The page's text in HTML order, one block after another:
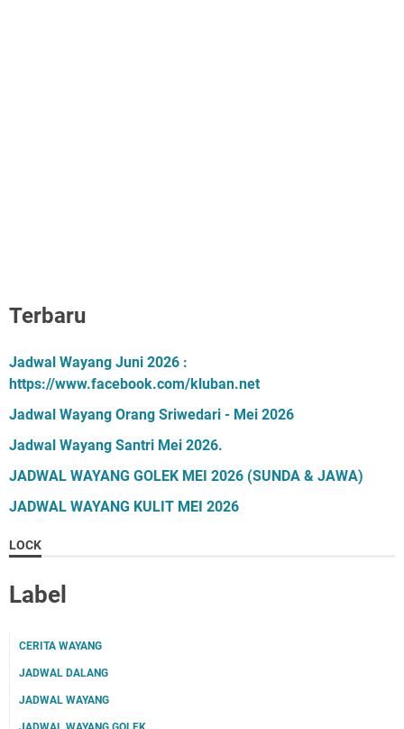
Terbaru
Jadwal Wayang Juni 2026 :
https://www.facebook.com/kluban.net
Jadwal Wayang Orang Sriwedari - Mei 2026
Jadwal Wayang Santri Mei 2026.
JADWAL WAYANG GOLEK MEI 2026 (SUNDA & JAWA)
JADWAL WAYANG KULIT MEI 2026
LOCK
Label
CERITA WAYANG
JADWAL DALANG
JADWAL WAYANG